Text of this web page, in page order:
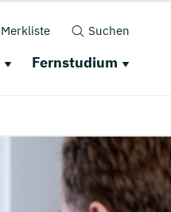
Merkliste Suchen
Fernstudium